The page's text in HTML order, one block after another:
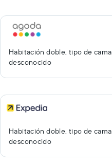
Habitación doble, tipo de cama
desconocido
Habitación doble, tipo de cama
desconocido